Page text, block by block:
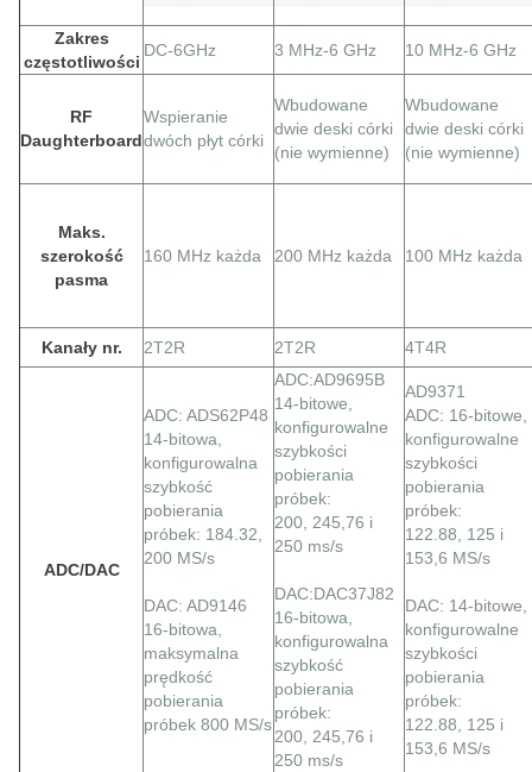
Zakres
częstotliwości
DC-6GHz 3 MHz-6 GHz 10 MHz-6 GHz
RF
Daughterboard
Wspieranie
dwóch płyt córki
Wbudowane
dwie deski córki
(nie wymienne)
Wbudowane
dwie deski córki
(nie wymienne)
Maks.
szerokość
pasma
160 MHz każda 200 MHz każda 100 MHz każda
Kanały nr. 2T2R 2T2R 4T4R
ADC/DAC
ADC: ADS62P48
14-bitowa,
konfigurowalna
szybkość
pobierania
próbek: 184.32,
200 MS/s
DAC: AD9146
16-bitowa,
maksymalna
prędkość
pobierania
próbek 800 MS/s
ADC:AD9695B
14-bitowe,
konfigurowalne
szybkości
pobierania
próbek:
200, 245,76 i
250 ms/s
DAC:DAC37J82
16-bitowa,
konfigurowalna
szybkość
pobierania
próbek:
200, 245,76 i
250 ms/s
AD9371
ADC: 16-bitowe,
konfigurowalne
szybkości
pobierania
próbek:
122.88, 125 i
153,6 MS/s
DAC: 14-bitowe,
konfigurowalne
szybkości
pobierania
próbek:
122.88, 125 i
153,6 MS/s